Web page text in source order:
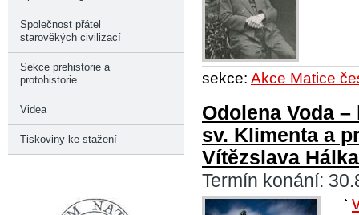
sekce: Akce Matice
Odolena Voda
sv. Klimenta a
Vítězslava
Termín konání:
Společnost přátel
starověkých civilizací
Sekce prehistorie a
protohistorie
Videa
Tiskoviny ke stažení